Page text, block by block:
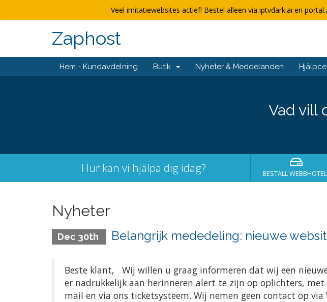
Veel imitatiewebsites actief! Bestel alleen via iptvdark.ai en
Zaphost
Hem - Kundavdelning Butik Nyheter & Meddelanden
Vad vill
Hur kan vi hjälpa dig idag? BESTÄLL
Nyheter
Dec 30th Belangrijk mededeling: nieuwe
Beste klant, Wij willen u graag informeren dat wij een
er nadrukkelijk aan herinneren alert te zijn op oplichters,
mail en via ons ticketsysteem. Wij nemen geen contact op